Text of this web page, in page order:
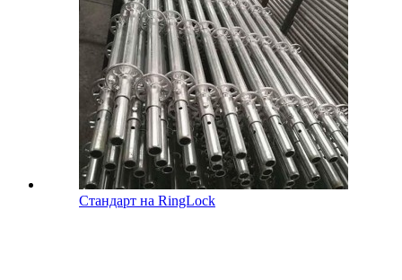
Стандарт на RingLock